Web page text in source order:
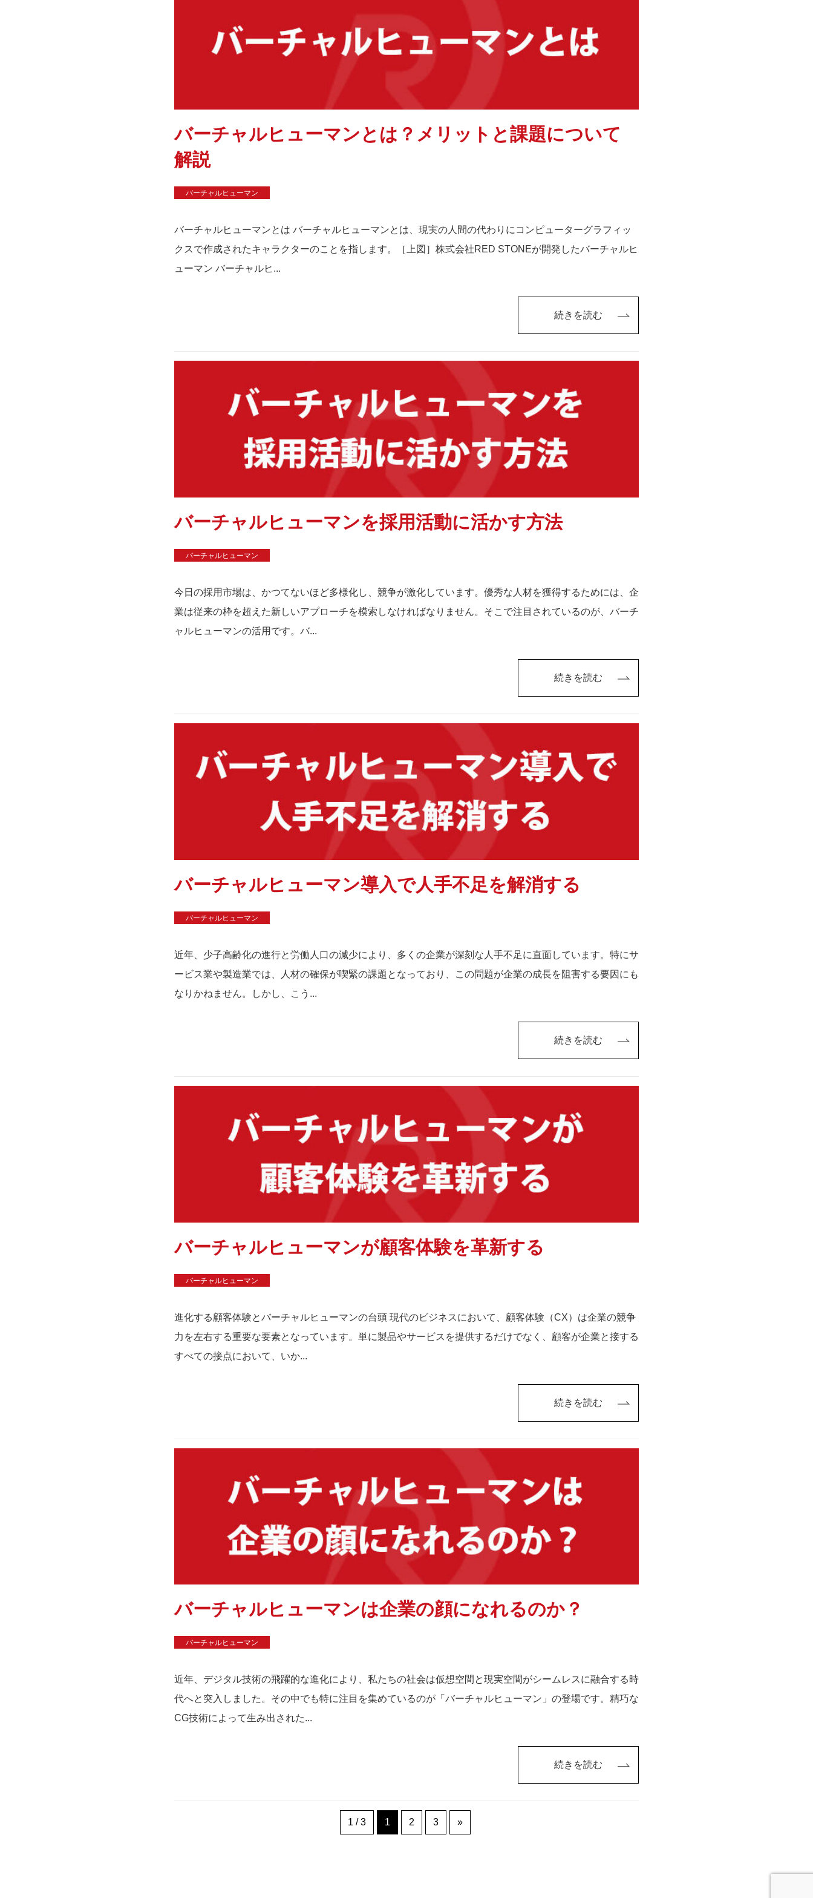
バーチャルヒューマンとは？メリットと課題について
解説
バーチャルヒューマン
バーチャルヒューマンとは バーチャルヒューマンとは、現実の人間の代わりにコンピューターグラフィッ
クスで作成されたキャラクターのことを指します。［上図］株式会社RED STONEが開発したバーチャルヒ
ューマン バーチャルヒ...
続きを読む
バーチャルヒューマンを採用活動に活かす方法
バーチャルヒューマン
今日の採用市場は、かつてないほど多様化し、競争が激化しています。優秀な人材を獲得するためには、企
業は従来の枠を超えた新しいアプローチを模索しなければなりません。そこで注目されているのが、バーチ
ャルヒューマンの活用です。バ...
続きを読む
バーチャルヒューマン導入で人手不足を解消する
バーチャルヒューマン
近年、少子高齢化の進行と労働人口の減少により、多くの企業が深刻な人手不足に直面しています。特にサ
ービス業や製造業では、人材の確保が喫緊の課題となっており、この問題が企業の成長を阻害する要因にも
なりかねません。しかし、こう...
続きを読む
バーチャルヒューマンが顧客体験を革新する
バーチャルヒューマン
進化する顧客体験とバーチャルヒューマンの台頭 現代のビジネスにおいて、顧客体験（CX）は企業の競争
力を左右する重要な要素となっています。単に製品やサービスを提供するだけでなく、顧客が企業と接する
すべての接点において、いか...
続きを読む
バーチャルヒューマンは企業の顔になれるのか？
バーチャルヒューマン
近年、デジタル技術の飛躍的な進化により、私たちの社会は仮想空間と現実空間がシームレスに融合する時
代へと突入しました。その中でも特に注目を集めているのが「バーチャルヒューマン」の登場です。精巧な
CG技術によって生み出された...
続きを読む
1 / 3 1 2 3 »